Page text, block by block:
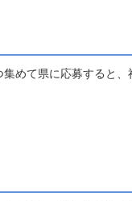
めて県に応募すると、